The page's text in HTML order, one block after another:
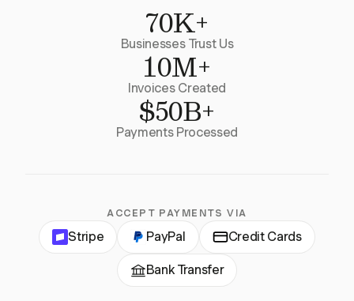
70K+
Businesses Trust Us
10M+
Invoices Created
$50B+
Payments Processed
ACCEPT PAYMENTS VIA
Stripe PayPal Credit Cards
Bank Transfer